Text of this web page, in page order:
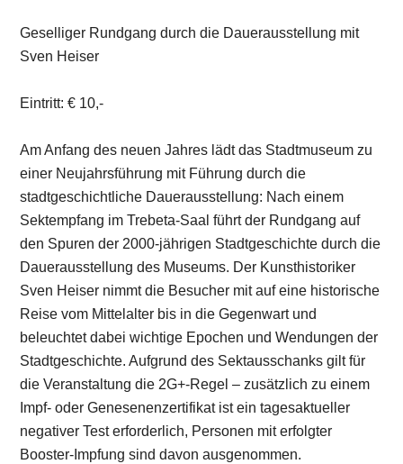
Geselliger Rundgang durch die Dauerausstellung mit
Sven Heiser
Eintritt: € 10,-
Am Anfang des neuen Jahres lädt das Stadtmuseum zu
einer Neujahrsführung mit Führung durch die
stadtgeschichtliche Dauerausstellung: Nach einem
Sektempfang im Trebeta-Saal führt der Rundgang auf
den Spuren der 2000-jährigen Stadtgeschichte durch die
Dauerausstellung des Museums. Der Kunsthistoriker
Sven Heiser nimmt die Besucher mit auf eine historische
Reise vom Mittelalter bis in die Gegenwart und
beleuchtet dabei wichtige Epochen und Wendungen der
Stadtgeschichte. Aufgrund des Sektausschanks gilt für
die Veranstaltung die 2G+-Regel – zusätzlich zu einem
Impf- oder Genesenenzertifikat ist ein tagesaktueller
negativer Test erforderlich, Personen mit erfolgter
Booster-Impfung sind davon ausgenommen.